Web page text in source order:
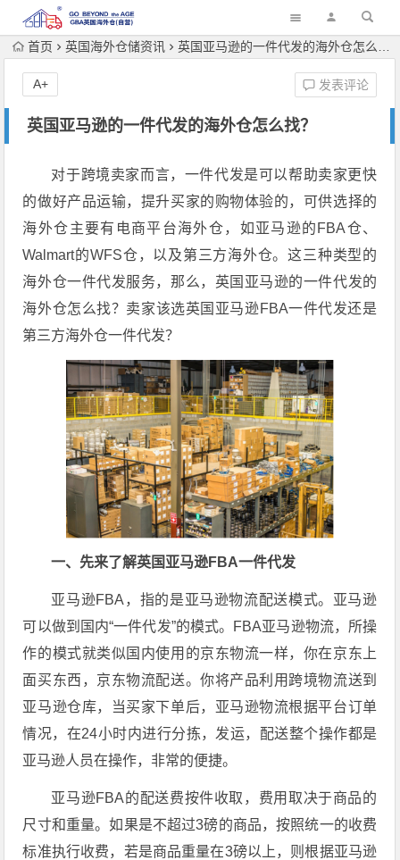
首页 英国海外仓储资讯 英国亚马逊的一件代发的海外仓怎么找？
英国亚马逊的一件代发的海外仓怎么找？
发表评论
A+
对于跨境卖家而言，一件代发是可以帮助卖家更快
的做好产品运输，提升买家的购物体验的，可供选择的
海外仓主要有电商平台海外仓，如亚马逊的FBA仓、
Walmart的WFS仓，以及第三方海外仓。这三种类型的
海外仓一件代发服务，那么，英国亚马逊的一件代发的
海外仓怎么找？卖家该选英国亚马逊FBA一件代发还是
第三方海外仓一件代发？
一、先来了解英国亚马逊FBA一件代发
亚马逊FBA，指的是亚马逊物流配送模式。亚马逊
可以做到国内“一件代发”的模式。FBA亚马逊物流，所操
作的模式就类似国内使用的京东物流一样，你在京东上
面买东西，京东物流配送。你将产品利用跨境物流送到
亚马逊仓库，当买家下单后，亚马逊物流根据平台订单
情况，在24小时内进行分拣，发运，配送整个操作都是
亚马逊人员在操作，非常的便捷。
亚马逊FBA的配送费按件收取，费用取决于商品的
尺寸和重量。如果是不超过3磅的商品，按照统一的收费
标准执行收费，若是商品重量在3磅以上，则根据亚马逊